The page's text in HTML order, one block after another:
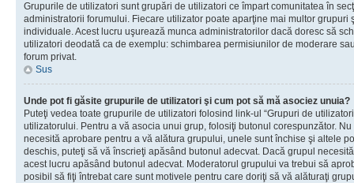
Grupurile de utilizatori sunt grupări de utilizatori ce împart comunitatea în
administratorii forumului. Fiecare utilizator poate aparţine mai multor grupuri
individuale. Acest lucru uşurează munca administratorilor dacă doresc să
utilizatori deodată ca de exemplu: schimbarea permisiunilor de moderare
forum privat.
Sus
Unde pot fi găsite grupurile de utilizatori şi cum pot să mă asociez unuia?
Puteţi vedea toate grupurile de utilizatori folosind link-ul “Grupuri de
utilizatorului. Pentru a vă asocia unui grup, folosiţi butonul corespunzător.
necesită aprobare pentru a vă alătura grupului, unele sunt închise şi altele
deschis, puteţi să vă înscrieţi apăsând butonul adecvat. Dacă grupul
acest lucru apăsând butonul adecvat. Moderatorul grupului va trebui să
posibil să fiţi întrebat care sunt motivele pentru care doriţi să vă alăturaţi